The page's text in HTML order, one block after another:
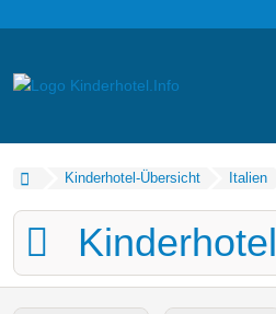
Kinderhotel-Übersicht Italien
Kinderhotel